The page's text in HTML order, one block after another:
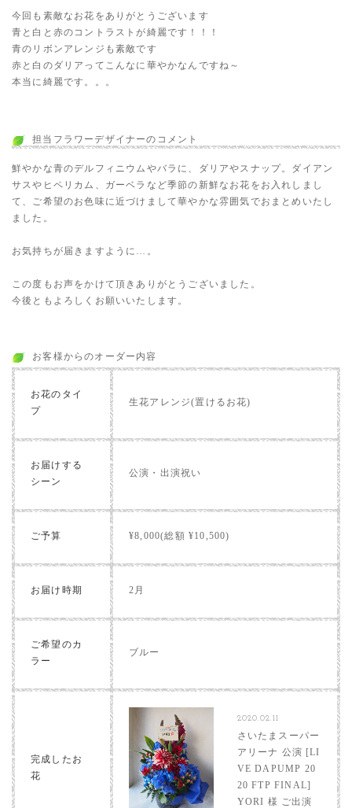
今回も素敵なお花をありがとうございます
青と白と赤のコントラストが綺麗です！！！
青のリボンアレンジも素敵です
赤と白のダリアってこんなに華やかなんですね～
本当に綺麗です。。。
担当フラワーデザイナーのコメント
鮮やかな青のデルフィニウムやバラに、ダリアやスナップ。ダイアン
サスやヒペリカム、ガーベラなど季節の新鮮なお花をお入れしまし
て、ご希望のお色味に近づけまして華やかな雰囲気でおまとめいたし
ました。
お気持ちが届きますように…。
この度もお声をかけて頂きありがとうございました。
今後ともよろしくお願いいたします。
お客様からのオーダー内容
お花のタイ
プ
生花アレンジ(置けるお花)
お届けする
シーン
公演・出演祝い
ご予算 ¥8,000(総額 ¥10,500)
お届け時期 2月
ご希望のカ
ラー
ブルー
完成したお
花
2020.02.11
さいたまスーパー
アリーナ 公演 [LI
VE DAPUMP 20
20 FTP FINAL]
YORI 様 ご出演